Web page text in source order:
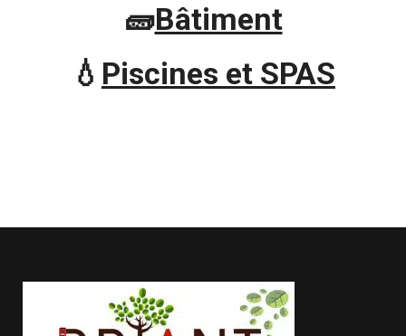
🧱Bâtiment
💧 Piscines et SPAS